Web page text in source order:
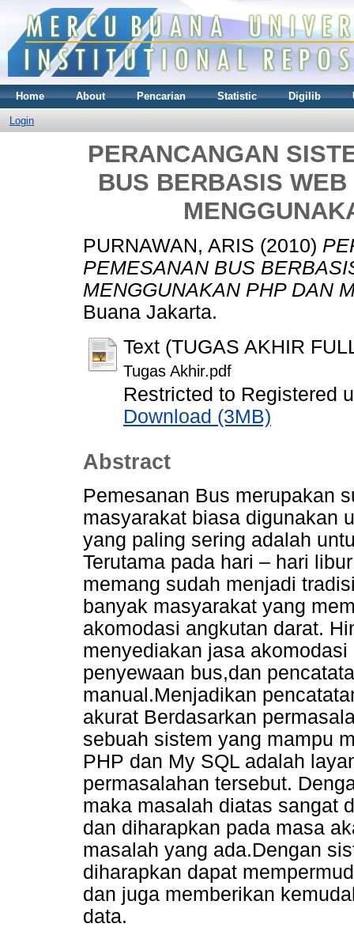
Home About Pencarian Statistic Digilib
Login
PERANCANGAN
BUS BERBASIS
PURNAWAN, ARIS (2010)
PEMESANAN BUS
MENGGUNAKAN PHP DAN
Buana Jakarta.
Text (TUGAS AKHIR
Tugas Akhir.pdf
Restricted to Registered
Download (3MB)
Abstract
Pemesanan Bus merupakan
masyarakat biasa digunakan
yang paling sering adalah
Terutama pada hari – hari
memang sudah menjadi
banyak masyarakat yang
akomodasi angkutan darat.
menyediakan jasa
penyewaan bus,dan
manual.Menjadikan
akurat Berdasarkan
sebuah sistem yang mampu
PHP dan My SQL adalah
permasalahan tersebut.
maka masalah diatas sangat
dan diharapkan pada masa
masalah yang ada.Dengan
diharapkan dapat
dan juga memberikan
data.